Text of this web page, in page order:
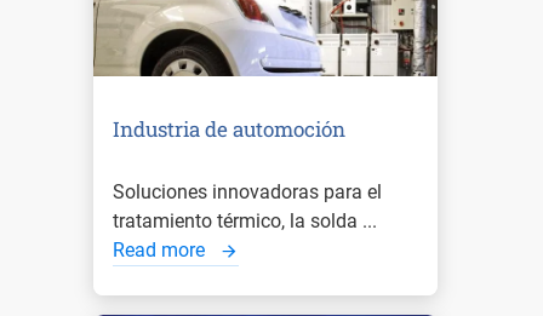
Industria de automoción
Soluciones innovadoras para el
tratamiento térmico, la solda ...
Read more